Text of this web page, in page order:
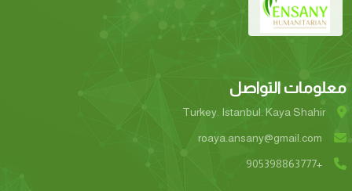
معلومات التواصل
Turkey. Istanbul. Kaya Shahir
roaya.ansany@gmail.com
+905398863777